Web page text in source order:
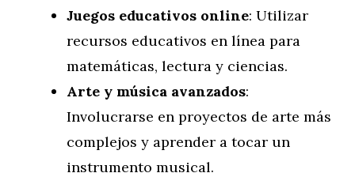
Juegos educativos online: Utilizar
recursos educativos en línea para
matemáticas, lectura y ciencias.
Arte y música avanzados:
Involucrarse en proyectos de arte más
complejos y aprender a tocar un
instrumento musical.